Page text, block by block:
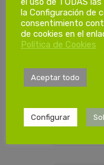
la Configuración de
consentimiento
de cookies en el
Política de Cookies
Aceptar todo
Configurar